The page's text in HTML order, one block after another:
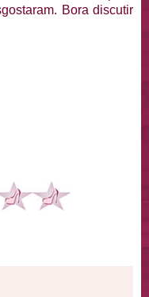
Bora discutir